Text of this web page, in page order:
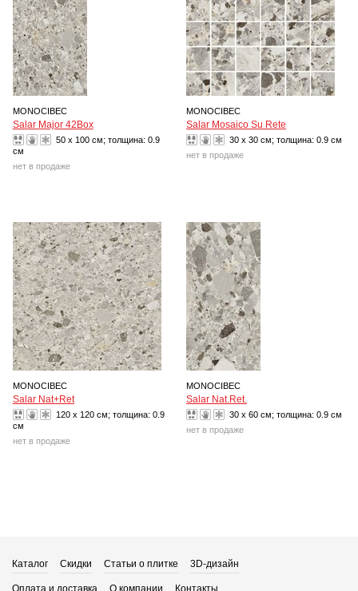
MONOCIBEC
Salar Major 42Box
50 x 100 см; толщина: 0.9
см
нет в продаже
MONOCIBEC
Salar Mosaico Su Rete
30 x 30 см; толщина: 0.9 см
нет в продаже
MONOCIBEC
Salar Nat+Ret
120 x 120 см; толщина: 0.9
см
нет в продаже
MONOCIBEC
Salar Nat.Ret.
30 x 60 см; толщина: 0.9 см
нет в продаже
Каталог Скидки Статьи о плитке 3D-дизайн